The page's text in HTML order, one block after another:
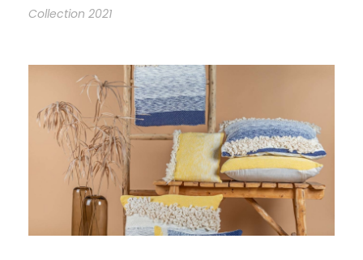
Collection 2021